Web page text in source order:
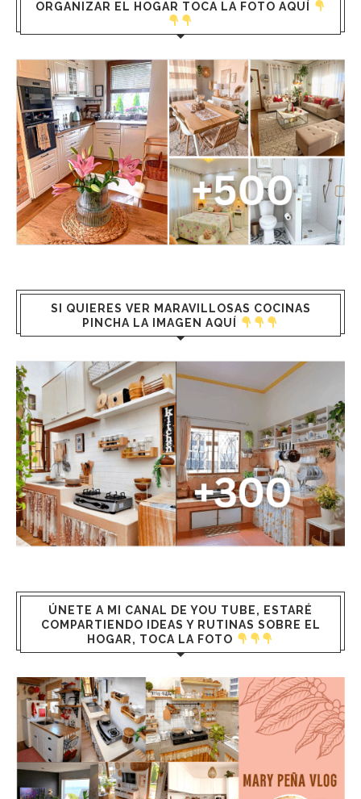
ORGANIZAR EL HOGAR TOCA LA FOTO AQUÍ
SI QUIERES VER MARAVILLOSAS COCINAS
PINCHA LA IMAGEN AQUÍ
ÚNETE A MI CANAL DE YOU TUBE, ESTARÉ
COMPARTIENDO IDEAS Y RUTINAS SOBRE EL
HOGAR, TOCA LA FOTO